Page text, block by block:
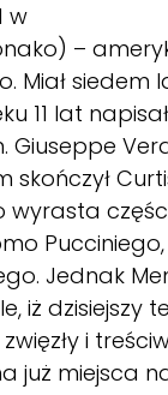
w
–
Miał siedem
11 lat
skończył
wyrasta
Jednak
iż dzisiejszy
i
już miejsca